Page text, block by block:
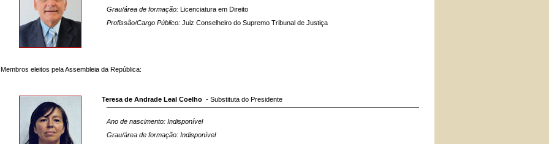
Grau/área de formação: Licenciatura em Direito
Profissão/Cargo Público: Juiz Conselheiro do Supremo Tribunal de Justiça
Membros eleitos pela Assembleia da República:
Teresa de Andrade Leal Coelho - Substituta do Presidente
Ano de nascimento: Indisponível
Grau/área de formação: Indisponível